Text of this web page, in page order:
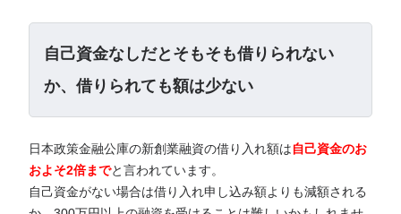
自己資金なしだとそもそも借りられない
か、借りられても額は少ない
日本政策金融公庫の新創業融資の借り入れ額は 自己資金のお
およそ2倍までと言われています。
自己資金がない場合は借り入れ申し込み額よりも減額される